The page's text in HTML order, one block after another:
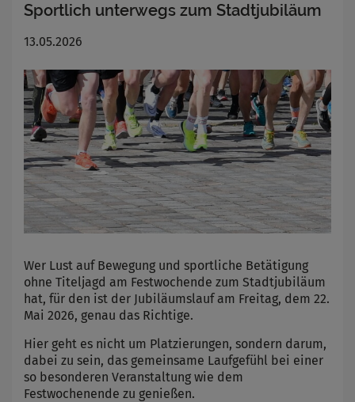
Sportlich unterwegs zum Stadtjubiläum
13.05.2026
Wer Lust auf Bewegung und sportliche Betätigung
ohne Titeljagd am Festwochende zum Stadtjubiläum
hat, für den ist der Jubiläumslauf am Freitag, dem 22.
Mai 2026, genau das Richtige.
Hier geht es nicht um Platzierungen, sondern darum,
dabei zu sein, das gemeinsame Laufgefühl bei einer
so besonderen Veranstaltung wie dem
Festwochenende zu genießen.